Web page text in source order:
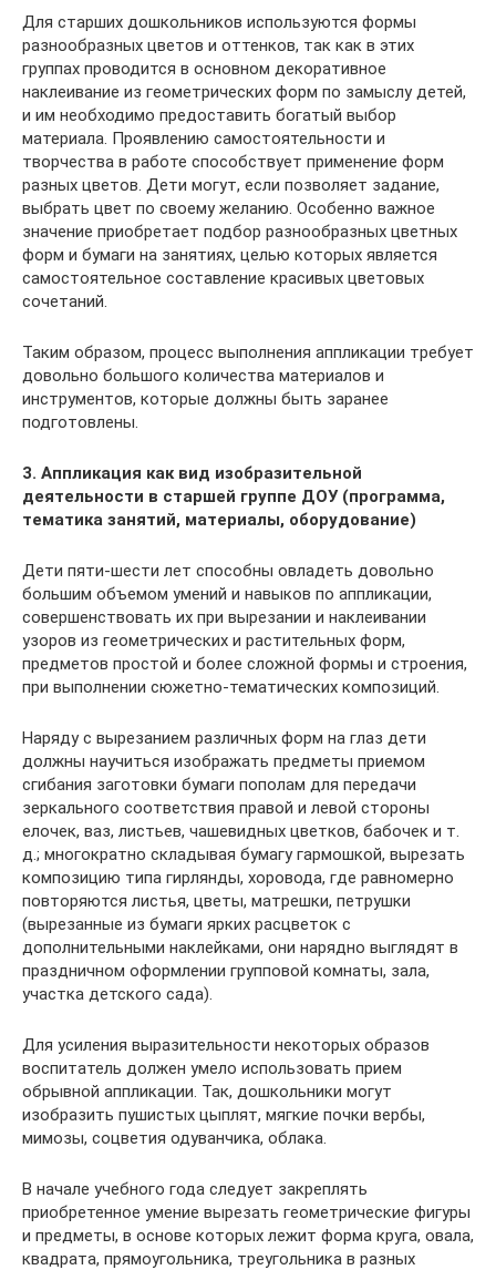
Для старших дошкольников используются формы
разнообразных цветов и оттенков, так как в этих
группах проводится в основном декоративное
наклеивание из геометрических форм по замыслу детей,
и им необходимо предоставить богатый выбор
материала. Проявлению самостоятельности и
творчества в работе способствует применение форм
разных цветов. Дети могут, если позволяет задание,
выбрать цвет по своему желанию. Особенно важное
значение приобретает подбор разнообразных цветных
форм и бумаги на занятиях, целью которых является
самостоятельное составление красивых цветовых
сочетаний.
Таким образом, процесс выполнения аппликации требует
довольно большого количества материалов и
инструментов, которые должны быть заранее
подготовлены.
3. Аппликация как вид изобразительной
деятельности в старшей группе ДОУ (программа,
тематика занятий, материалы, оборудование)
Дети пяти-шести лет способны овладеть довольно
большим объемом умений и навыков по аппликации,
совершенствовать их при вырезании и наклеивании
узоров из геометрических и растительных форм,
предметов простой и более сложной формы и строения,
при выполнении сюжетно-тематических композиций.
Наряду с вырезанием различных форм на глаз дети
должны научиться изображать предметы приемом
сгибания заготовки бумаги пополам для передачи
зеркального соответствия правой и левой стороны
елочек, ваз, листьев, чашевидных цветков, бабочек и т.
д.; многократно складывая бумагу гармошкой, вырезать
композицию типа гирлянды, хоровода, где равномерно
повторяются листья, цветы, матрешки, петрушки
(вырезанные из бумаги ярких расцветок с
дополнительными наклейками, они нарядно выглядят в
праздничном оформлении групповой комнаты, зала,
участка детского сада).
Для усиления выразительности некоторых образов
воспитатель должен умело использовать прием
обрывной аппликации. Так, дошкольники могут
изобразить пушистых цыплят, мягкие почки вербы,
мимозы, соцветия одуванчика, облака.
В начале учебного года следует закреплять
приобретенное умение вырезать геометрические фигуры
и предметы, в основе которых лежит форма круга, овала,
квадрата, прямоугольника, треугольника в разных